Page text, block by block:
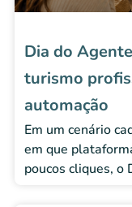
Dia do
turismo
automação
Em um cenário
em que
poucos cliques, o